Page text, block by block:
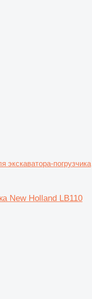
экскаватора-погрузчика
New Holland LB110